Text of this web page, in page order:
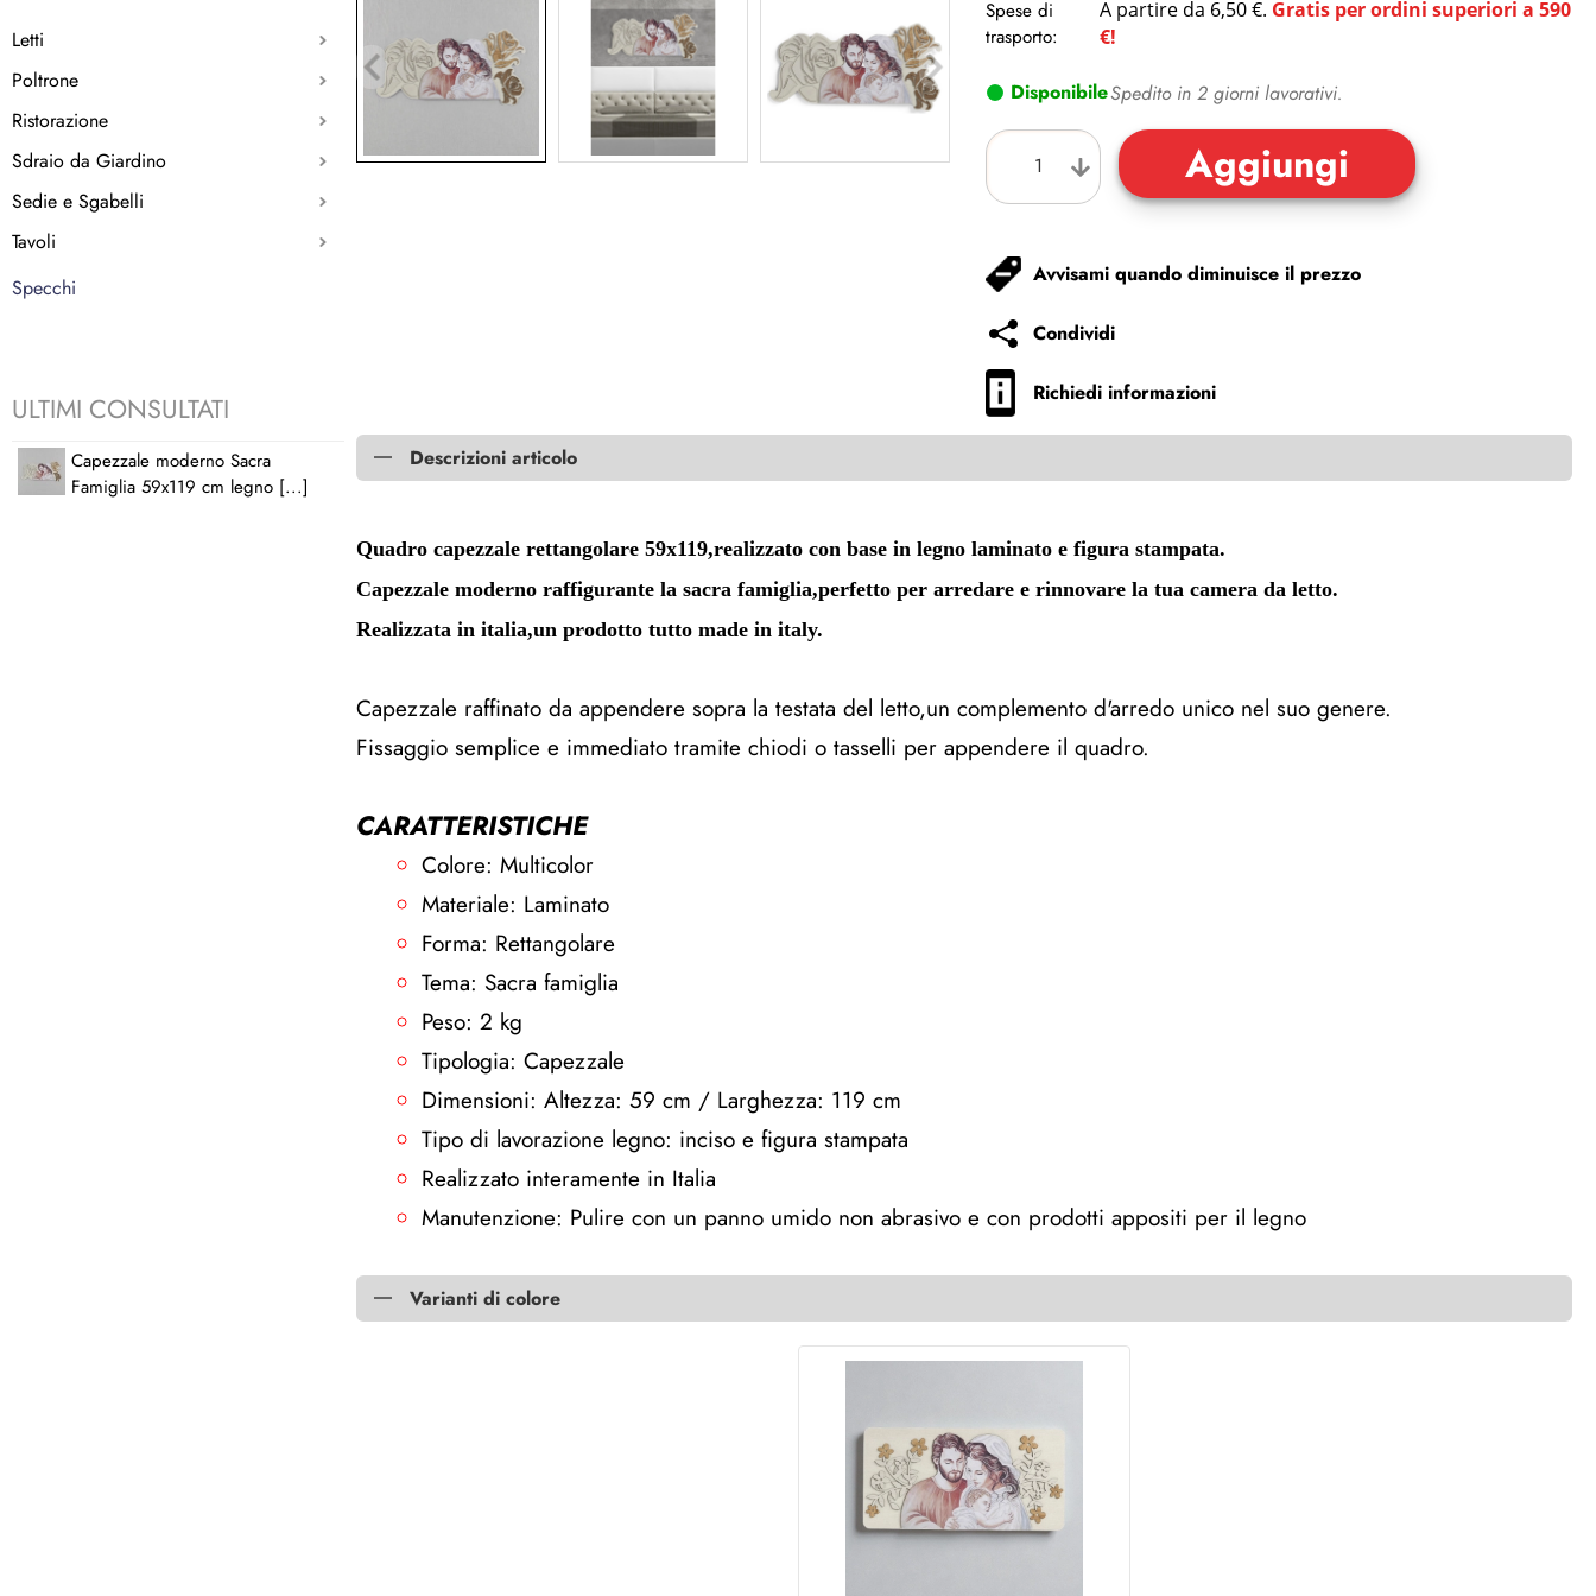
Letti
Poltrone
Ristorazione
Sdraio da Giardino
Sedie e Sgabelli
Tavoli
Specchi
ULTIMI CONSULTATI
Capezzale moderno Sacra
Famiglia 59x119 cm legno [...]
Spese di
trasporto:
A partire da 6,50 €. Gratis per ordini superiori a 590
€!
DisponibileSpedito in 2 giorni lavorativi.
Avvisami quando diminuisce il prezzo
Condividi
Richiedi informazioni
Descrizioni articolo
Quadro capezzale rettangolare 59x119,realizzato con base in legno laminato e figura stampata.
Capezzale moderno raffigurante la sacra famiglia,perfetto per arredare e rinnovare la tua camera da letto.
Realizzata in italia,un prodotto tutto made in italy.
Capezzale raffinato da appendere sopra la testata del letto,un complemento d'arredo unico nel suo genere.
Fissaggio semplice e immediato tramite chiodi o tasselli per appendere il quadro.
CARATTERISTICHE
Colore: Multicolor
Materiale: Laminato
Forma: Rettangolare
Tema: Sacra famiglia
Peso: 2 kg
Tipologia: Capezzale
Dimensioni: Altezza: 59 cm / Larghezza: 119 cm
Tipo di lavorazione legno: inciso e figura stampata
Realizzato interamente in Italia
Manutenzione: Pulire con un panno umido non abrasivo e con prodotti appositi per il legno
Varianti di colore